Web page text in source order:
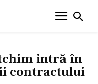
intră în
contractului